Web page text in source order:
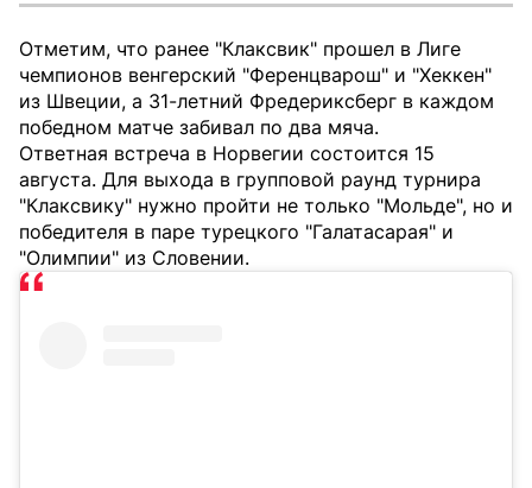
Отметим, что ранее "Клаксвик" прошел в Лиге
чемпионов венгерский "Ференцварош" и "Хеккен"
из Швеции, а 31-летний Фредериксберг в каждом
победном матче забивал по два мяча.
Ответная встреча в Норвегии состоится 15
августа. Для выхода в групповой раунд турнира
"Клаксвику" нужно пройти не только "Мольде", но и
победителя в паре турецкого "Галатасарая" и
"Олимпии" из Словении.